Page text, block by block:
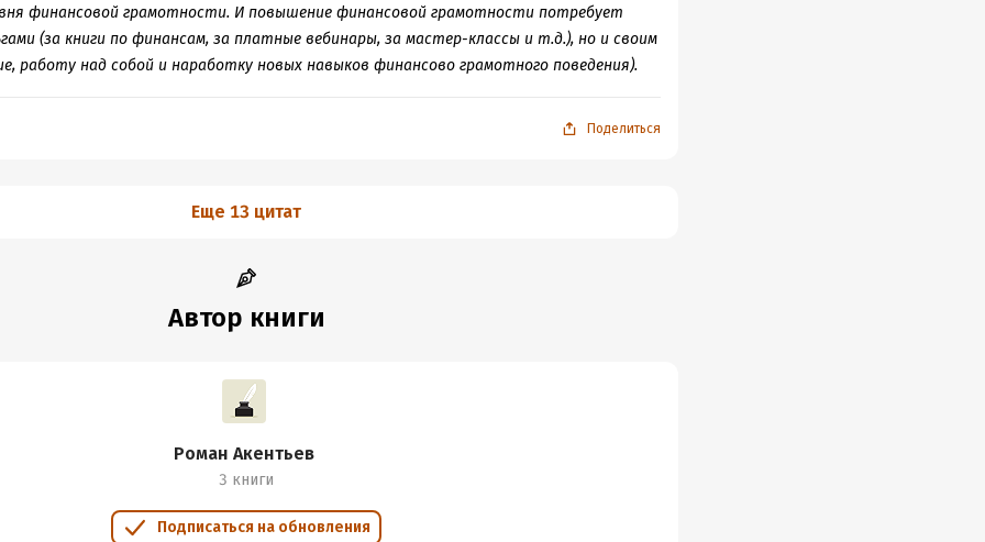
финансовой грамотности. И повышение финансовой грамотности потребует
(за книги по финансам, за платные вебинары, за мастер-классы и т.д.), но и своим
работу над собой и наработку новых навыков финансово грамотного поведения).
Поделиться
Еще 13 цитат
Автор книги
Роман Акентьев
3 книги
Подписаться на обновления